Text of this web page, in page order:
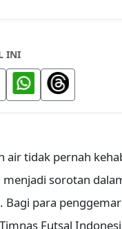
INI
air tidak pernah
menjadi sorotan
. Bagi para
Futsal